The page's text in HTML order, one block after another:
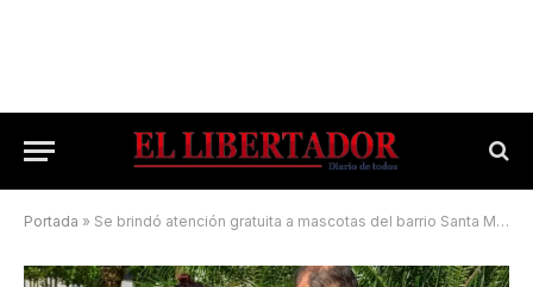
Portada » Se brindó atención gratuita a mascotas del barrio Santa María